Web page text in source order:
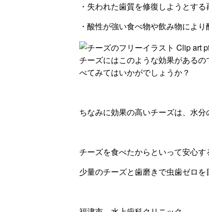
・失われた歯質を修復しようとす
・酸性が強い食べ物や飲み物によ
チーズにはこのような効果がある
べてみてはいかがでしょうか？
ちなみに効果の高いチーズは、水
チーズを食べたからといって安心
少量のチーズと歯磨きで虫歯ゼロを